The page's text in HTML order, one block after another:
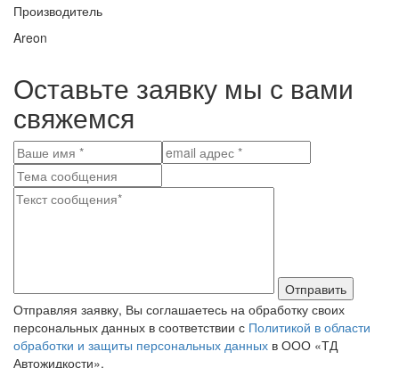
Производитель
Areon
Оставьте заявку мы с вами
свяжемся
Отправить
Отправляя заявку, Вы соглашаетесь на обработку своих
персональных данных в соответствии с Политикой в области
обработки и защиты персональных данных в ООО «ТД
Автожидкости».